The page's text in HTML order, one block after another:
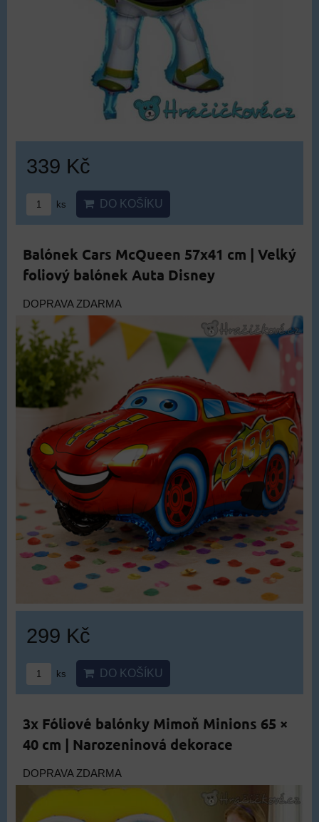
339 Kč
ks DO KOŠÍKU
Balónek Cars McQueen 57x41 cm | Velký
foliový balónek Auta Disney
DOPRAVA ZDARMA
299 Kč
ks DO KOŠÍKU
3x Fóliové balónky Mimoň Minions 65 ×
40 cm | Narozeninová dekorace
DOPRAVA ZDARMA